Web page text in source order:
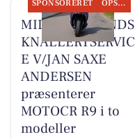
SPONSORERET OPSLAGSTAVLEN
MIDTSJÆLLANDS
KNALLERTSERVIC
E V/JAN SAXE
ANDERSEN
præsenterer
MOTOCR R9 i to
modeller